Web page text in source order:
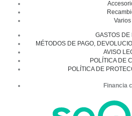
Varios
GASTOS DE
MÉTODOS DE PAGO,
AVISO
POLÍTICA DE
POLÍTICA DE
Financia